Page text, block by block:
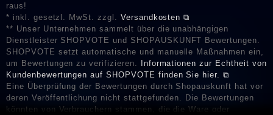
raus!
* inkl. gesetzl. MwSt. zzgl. Versandkosten ⧉
** Unser Unternehmen sammelt über die unabhängigen
Dienstleister SHOPVOTE und SHOPAUSKUNFT Bewertungen.
SHOPVOTE setzt automatische und manuelle Maßnahmen ein,
um Bewertungen zu verifizieren. Informationen zur Echtheit von
Kundenbewertungen auf SHOPVOTE finden Sie hier. ⧉
Eine Überprüfung der Bewertungen durch Shopauskunft hat vor
deren Veröffentlichung nicht stattgefunden. Die Bewertungen
könnten von Verbrauchern stammen, die die Ware oder